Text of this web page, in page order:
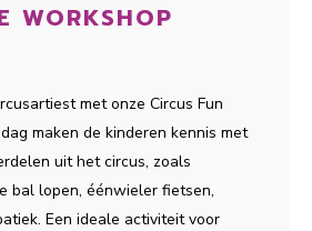
WORKSHOP
met onze Circus Fun
maken de kinderen kennis met
uit het circus, zoals
bal lopen, éénwieler fietsen,
Een ideale activiteit voor